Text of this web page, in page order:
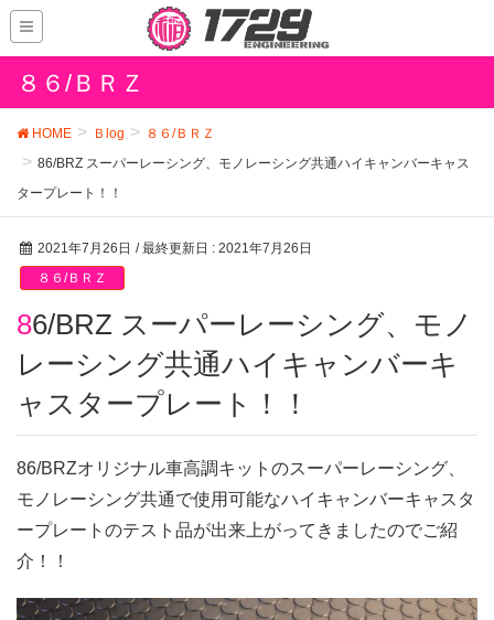
８６/ＢＲＺ
HOME Ｂlog
８６/ＢＲＺ
86/BRZ スーパーレーシング、モノレーシング共通ハイキャンバーキャス
タープレート！！
2021年7月26日 / 最終更新日 : 2021年7月26日
８６/ＢＲＺ
86/BRZ スーパーレーシング、モノ
レーシング共通ハイキャンバーキ
ャスタープレート！！
86/BRZオリジナル車高調キットのスーパーレーシング、
モノレーシング共通で使用可能なハイキャンバーキャスタ
ープレートのテスト品が出来上がってきましたのでご紹
介！！